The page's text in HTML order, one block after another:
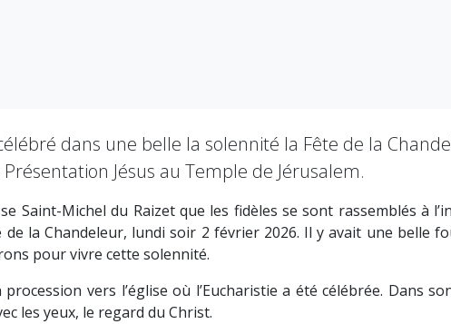
dans une belle la solennité la Fête de la
Jésus au Temple de Jérusalem.
Saint-Michel du Raizet que les fidèles se sont rassemblés à
la Chandeleur, lundi soir 2 février 2026. Il y avait une belle
pour vivre cette solennité.
vers l’église où l’Eucharistie a été célébrée. Dans
les yeux, le regard du Christ.